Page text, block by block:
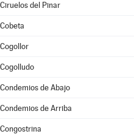
Ciruelos del Pinar
Cobeta
Cogollor
Cogolludo
Condemios de Abajo
Condemios de Arriba
Congostrina